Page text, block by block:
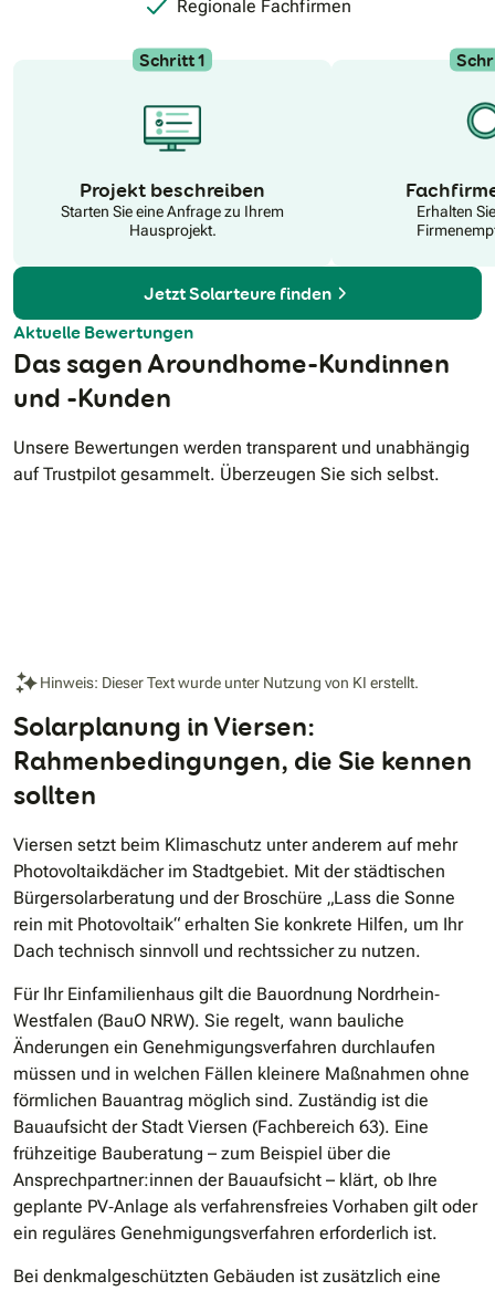
Regionale Fachfirmen
Schritt 1
Projekt beschreiben
Starten Sie eine Anfrage zu Ihrem
Hausprojekt.
Erhalten
Jetzt Solarteure finden
Aktuelle Bewertungen
Das sagen Aroundhome-Kundinnen
und -Kunden
Unsere Bewertungen werden transparent und unabhängig
auf Trustpilot gesammelt. Überzeugen Sie sich selbst.
Hinweis: Dieser Text wurde unter Nutzung von KI erstellt.
Solarplanung in Viersen:
Rahmenbedingungen, die Sie kennen
sollten
Viersen setzt beim Klimaschutz unter anderem auf mehr
Photovoltaikdächer im Stadtgebiet. Mit der städtischen
Bürgersolarberatung und der Broschüre „Lass die Sonne
rein mit Photovoltaik“ erhalten Sie konkrete Hilfen, um Ihr
Dach technisch sinnvoll und rechtssicher zu nutzen.
Für Ihr Einfamilienhaus gilt die Bauordnung Nordrhein‐
Westfalen (BauO NRW). Sie regelt, wann bauliche
Änderungen ein Genehmigungsverfahren durchlaufen
müssen und in welchen Fällen kleinere Maßnahmen ohne
förmlichen Bauantrag möglich sind. Zuständig ist die
Bauaufsicht der Stadt Viersen (Fachbereich 63). Eine
frühzeitige Bauberatung – zum Beispiel über die
Ansprechpartner:innen der Bauaufsicht – klärt, ob Ihre
geplante PV‐Anlage als verfahrensfreies Vorhaben gilt oder
ein reguläres Genehmigungsverfahren erforderlich ist.
Bei denkmalgeschützten Gebäuden ist zusätzlich eine